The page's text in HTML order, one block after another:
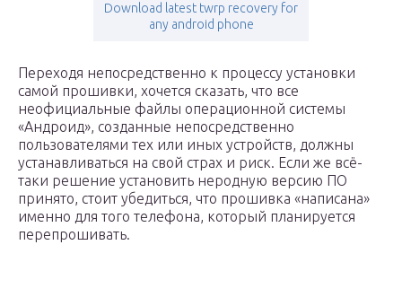
Download latest twrp recovery for
any android phone
Переходя непосредственно к процессу установки
самой прошивки, хочется сказать, что все
неофициальные файлы операционной системы
«Андроид», созданные непосредственно
пользователями тех или иных устройств, должны
устанавливаться на свой страх и риск. Если же всё-
таки решение установить неродную версию ПО
принято, стоит убедиться, что прошивка «написана»
именно для того телефона, который планируется
перепрошивать.